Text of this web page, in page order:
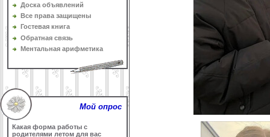
Доска объявлений
Все права защищены
Гостевая книга
Обратная связь
Ментальная арифметика
Мой опрос
Какая форма работы с
родителями летом для вас